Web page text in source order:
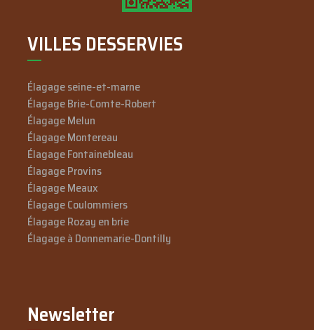
VILLES DESSERVIES
Élagage seine-et-marne
Élagage Brie-Comte-Robert
Élagage Melun
Élagage Montereau
Élagage Fontainebleau
Élagage Provins
Élagage Meaux
Élagage Coulommiers
Élagage Rozay en brie
Élagage à Donnemarie-Dontilly
Newsletter